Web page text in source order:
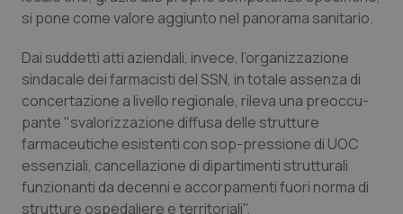
Marche
Molise
Piemonte
Donna & Salute
Epatiti
HIV
si pone come valore aggiunto nel panorama sanitario.
Dai suddetti atti aziendali, invece, l’organizzazione
sindacale dei farmacisti del SSN, in totale assenza di
concertazione a livello regionale, rileva una preoccu-
pante "svalorizzazione diffusa delle strutture
farmaceutiche esistenti con sop-pressione di UOC
essenziali, cancellazione di dipartimenti strutturali
funzionanti da decenni e accorpamenti fuori norma di
strutture ospedaliere e territoriali".